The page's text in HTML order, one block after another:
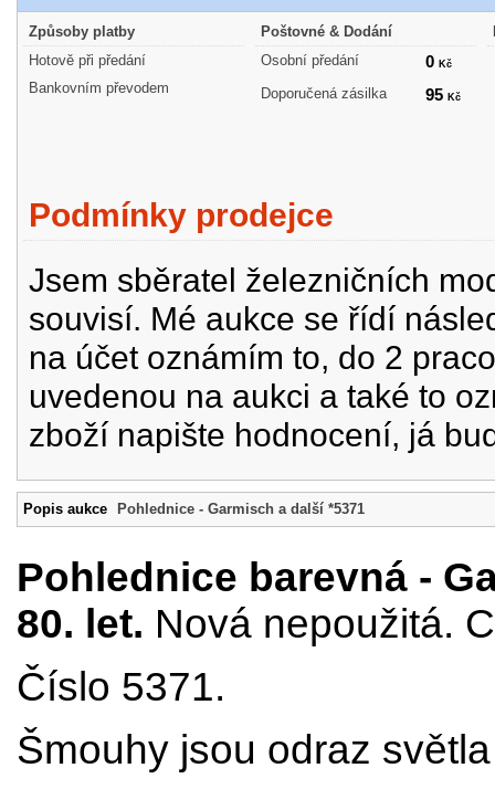
Způsoby platby
Hotově při předání
Bankovním převodem
Poštovné & Dodání
Osobní předání
0 Kč
Doporučená zásilka 95 Kč
Podmínky prodejce
Jsem sběratel železničních
souvisí. Mé aukce se řídí
na účet oznámím to, do 2
uvedenou na aukci a také to
zboží napište hodnocení, já
Popis aukce Pohlednice - Garmisch a další *5371
Pohlednice barevná -
80. let. Nová nepoužitá.
Číslo 5371.
Šmouhy jsou odraz